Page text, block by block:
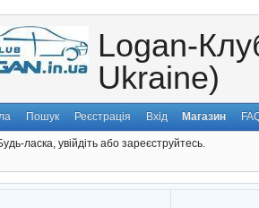
Logan-
Ukraine)
Пошук Реєстрація Вхід Магазин
ласка, увійдіть або зареєструйтесь.